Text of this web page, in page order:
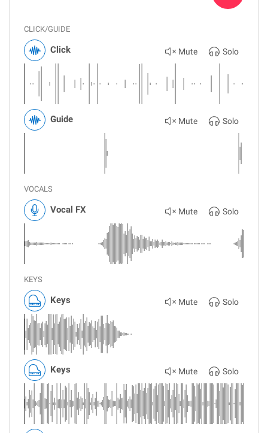
CLICK/GUIDE
Click Mute Solo
Guide Mute Solo
VOCALS
Vocal FX Mute Solo
KEYS
Keys Mute Solo
Keys Mute Solo